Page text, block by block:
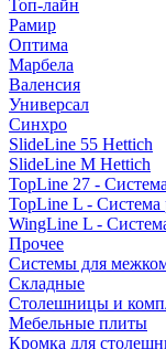
Топ-лайн
Рамир
Оптима
Марбела
Валенсия
Универсал
Синхро
SlideLine 55 Hettich
SlideLine M Hettich
TopLine 27 -
TopLine L - Система
WingLine L -
Прочее
Системы для
Складные
Столешницы и
Мебельные плиты
Кромка для